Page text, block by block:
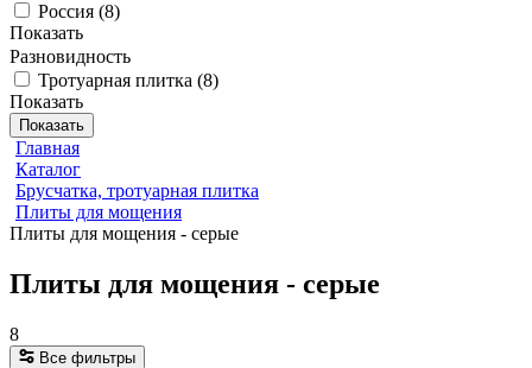
Россия (8)
Показать
Разновидность
Тротуарная плитка (8)
Показать
Показать
Главная
Каталог
Брусчатка, тротуарная плитка
Плиты для мощения
Плиты для мощения - серые
Плиты для мощения - серые
8
Все фильтры